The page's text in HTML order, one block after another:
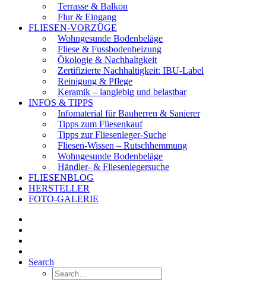
Terrasse & Balkon
Flur & Eingang
FLIESEN-VORZÜGE
Wohngesunde Bodenbeläge
Fliese & Fussbodenheizung
Ökologie & Nachhaltgkeit
Zertifizierte Nachhaltigkeit: IBU-Label
Reinigung & Pflege
Keramik – langlebig und belastbar
INFOS & TIPPS
Infomaterial für Bauherren & Sanierer
Tipps zum Fliesenkauf
Tipps zur Fliesenleger-Suche
Fliesen-Wissen – Rutschhemmung
Wohngesunde Bodenbeläge
Händler- & Fliesenlegersuche
FLIESENBLOG
HERSTELLER
FOTO-GALERIE
Search